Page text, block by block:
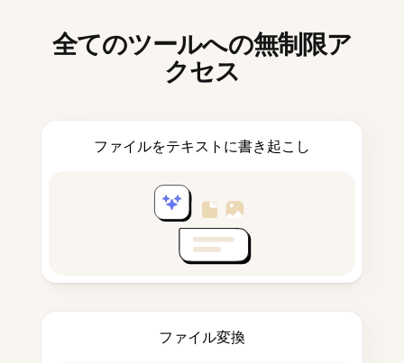
全てのツールへの無制限ア
クセス
ファイルをテキストに書き起こし
ファイル変換